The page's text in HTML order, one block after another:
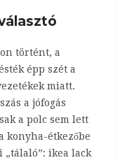
történt, a
épp szét a
miatt.
a jófogás
a polc sem lett
konyha-étkezőbe
ikea lack